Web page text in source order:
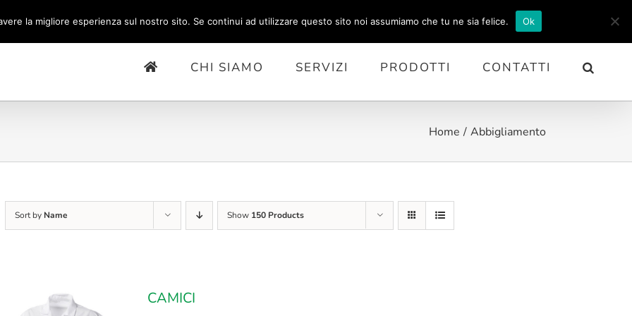
CHI SIAMO SERVIZI PRODOTTI CONTATTI
Home Abbigliamento
Sort by Name Show 150 Products
CAMICI
la migliore esperienza sul nostro sito. Se continui ad utilizzare questo sito noi assumiamo che tu ne sia felice. Ok